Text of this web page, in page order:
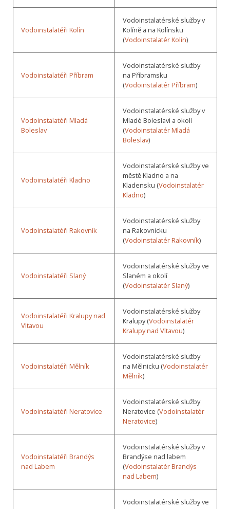
Vodoinstalatéři Kolín
Vodoinstalatérské služby v
Kolíně a na Kolínsku
(Vodoinstalatér Kolín)
Vodoinstalatéři Příbram
Vodoinstalatérské služby
na Příbramsku
(Vodoinstalatér Příbram)
Vodoinstalatéři Mladá
Boleslav
Vodoinstalatérské služby v
Mladé Boleslavi a okolí
(Vodoinstalatér Mladá
Boleslav)
Vodoinstalatéři Kladno
Vodoinstalatérské služby ve
městě Kladno a na
Kladensku (Vodoinstalatér
Kladno)
Vodoinstalatéři Rakovník
Vodoinstalatérské služby
na Rakovnicku
(Vodoinstalatér Rakovník)
Vodoinstalatéři Slaný
Vodoinstalatérské služby ve
Slaném a okolí
(Vodoinstalatér Slaný)
Vodoinstalatéři Kralupy nad
Vltavou
Vodoinstalatérské služby
Kralupy (Vodoinstalatér
Kralupy nad Vltavou)
Vodoinstalatéři Mělník
Vodoinstalatérské služby
na Mělnicku (Vodoinstalatér
Mělník)
Vodoinstalatéři Neratovice
Vodoinstalatérské služby
Neratovice (Vodoinstalatér
Neratovice)
Vodoinstalatéři Brandýs
nad Labem
Vodoinstalatérské služby v
Brandýse nad labem
(Vodoinstalatér Brandýs
nad Labem)
Vodoinstalatérské služby ve